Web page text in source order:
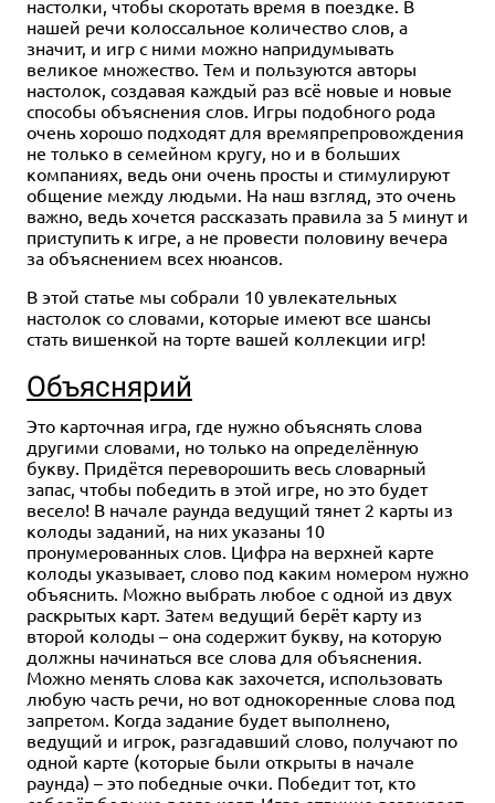
настолки, чтобы скоротать время в поездке. В
нашей речи колоссальное количество слов, а
значит, и игр с ними можно напридумывать
великое множество. Тем и пользуются авторы
настолок, создавая каждый раз всё новые и новые
способы объяснения слов. Игры подобного рода
очень хорошо подходят для времяпрепровождения
не только в семейном кругу, но и в больших
компаниях, ведь они очень просты и стимулируют
общение между людьми. На наш взгляд, это очень
важно, ведь хочется рассказать правила за 5 минут и
приступить к игре, а не провести половину вечера
за объяснением всех нюансов.
В этой статье мы собрали 10 увлекательных
настолок со словами, которые имеют все шансы
стать вишенкой на торте вашей коллекции игр!
Объяснярий
Это карточная игра, где нужно объяснять слова
другими словами, но только на определённую
букву. Придётся переворошить весь словарный
запас, чтобы победить в этой игре, но это будет
весело! В начале раунда ведущий тянет 2 карты из
колоды заданий, на них указаны 10
пронумерованных слов. Цифра на верхней карте
колоды указывает, слово под каким номером нужно
объяснить. Можно выбрать любое с одной из двух
раскрытых карт. Затем ведущий берёт карту из
второй колоды – она содержит букву, на которую
должны начинаться все слова для объяснения.
Можно менять слова как захочется, использовать
любую часть речи, но вот однокоренные слова под
запретом. Когда задание будет выполнено,
ведущий и игрок, разгадавший слово, получают по
одной карте (которые были открыты в начале
раунда) – это победные очки. Победит тот, кто